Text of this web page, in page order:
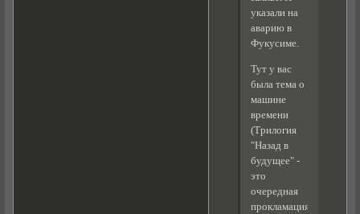
указали на
аварию в
Фукусиме.
Тут у вас
была тема о
машине
времени
(Трилогия
"Назад в
будущее" -
это
очередная
прокламация